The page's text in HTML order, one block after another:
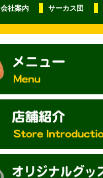
会社案内 サーカス団